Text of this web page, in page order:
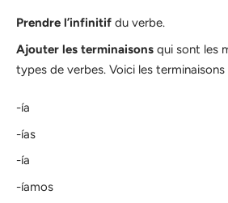
Prendre l’infinitif du verbe.
Ajouter les terminaisons qui sont les
types de verbes. Voici les terminaisons
-ía
-ías
-ía
-íamos